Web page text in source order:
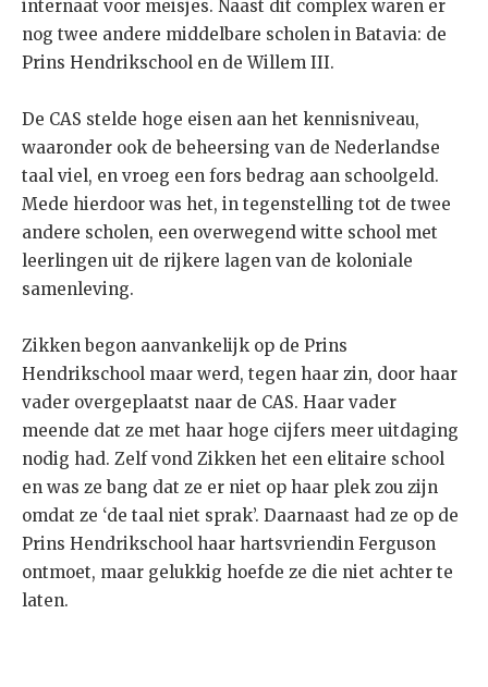
internaat voor meisjes. Naast dit complex waren er
nog twee andere middelbare scholen in Batavia: de
Prins Hendrikschool en de Willem III.
De CAS stelde hoge eisen aan het kennisniveau,
waaronder ook de beheersing van de Nederlandse
taal viel, en vroeg een fors bedrag aan schoolgeld.
Mede hierdoor was het, in tegenstelling tot de twee
andere scholen, een overwegend witte school met
leerlingen uit de rijkere lagen van de koloniale
samenleving.
Zikken begon aanvankelijk op de Prins
Hendrikschool maar werd, tegen haar zin, door haar
vader overgeplaatst naar de CAS. Haar vader
meende dat ze met haar hoge cijfers meer uitdaging
nodig had. Zelf vond Zikken het een elitaire school
en was ze bang dat ze er niet op haar plek zou zijn
omdat ze ‘de taal niet sprak’. Daarnaast had ze op de
Prins Hendrikschool haar hartsvriendin Ferguson
ontmoet, maar gelukkig hoefde ze die niet achter te
laten.